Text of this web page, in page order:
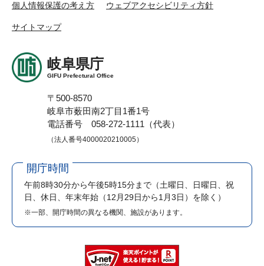
個人情報保護の考え方 ウェブアクセシビリティ方針
サイトマップ
岐阜県庁
GIFU Prefectural Office
〒500-8570
岐阜市薮田南2丁目1番1号
電話番号 058-272-1111（代表）
（法人番号4000020210005）
開庁時間
午前8時30分から午後5時15分まで （土曜日、日曜日、祝
日、休日、年末年始（12月29日から1月3日）を除く）
※一部、開庁時間の異なる機関、施設があります。